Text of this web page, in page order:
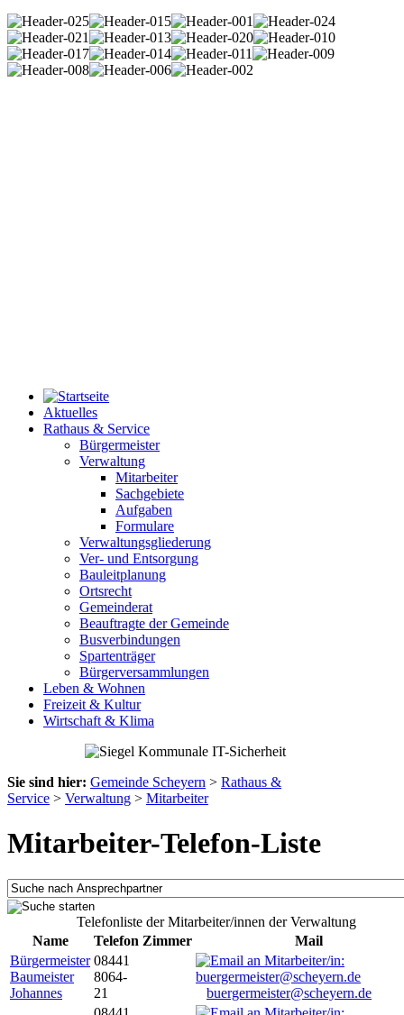
Aktuelles
Rathaus & Service
Bürgermeister
Verwaltung
Mitarbeiter
Sachgebiete
Aufgaben
Formulare
Verwaltungsgliederung
Ver- und Entsorgung
Bauleitplanung
Ortsrecht
Gemeinderat
Beauftragte der Gemeinde
Busverbindungen
Spartenträger
Bürgerversammlungen
Leben & Wohnen
Freizeit & Kultur
Wirtschaft & Klima
Sie sind hier: Gemeinde Scheyern > Rathaus &
Service > Verwaltung > Mitarbeiter
Mitarbeiter-Telefon-Liste
Telefonliste der Mitarbeiter/innen der Verwaltung
Name
Telefon Zimmer
Mail
Bürgermeister
Baumeister
Johannes
08441
8064-
21
buergermeister@scheyern.de